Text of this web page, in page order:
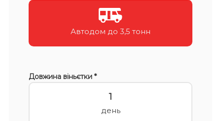
Автодом до 3,5 тонн
Довжина віньєтки *
1
день